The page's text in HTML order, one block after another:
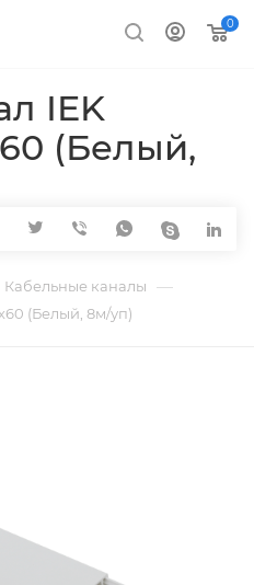
0
IEK
(Белый,
Кабельные каналы —
(Белый, 8м/уп)